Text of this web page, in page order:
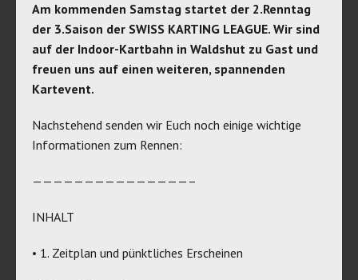
Am kommenden Samstag startet der 2.Renntag
der 3.Saison der SWISS KARTING LEAGUE. Wir sind
auf der Indoor-Kartbahn in Waldshut zu Gast und
freuen uns auf einen weiteren, spannenden
Kartevent.
Nachstehend senden wir Euch noch einige wichtige
Informationen zum Rennen:
———————————————–
INHALT
• 1. Zeitplan und pünktliches Erscheinen